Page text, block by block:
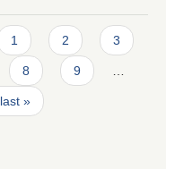
1 2 3
8 9
last »